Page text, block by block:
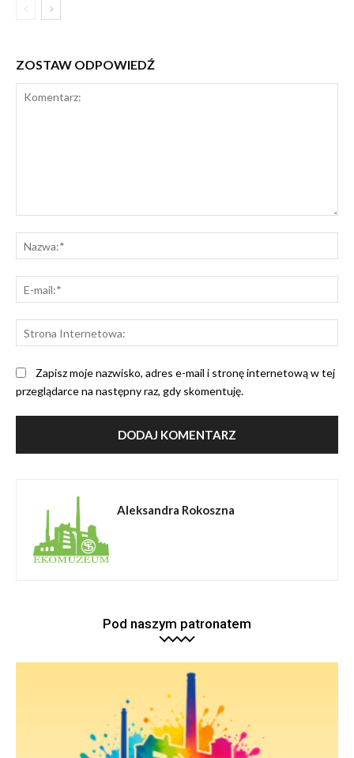
ZOSTAW ODPOWIEDŹ
Zapisz moje nazwisko, adres e-mail i stronę internetową w tej
przeglądarce na następny raz, gdy skomentuję.
Aleksandra Rokoszna
Pod naszym patronatem